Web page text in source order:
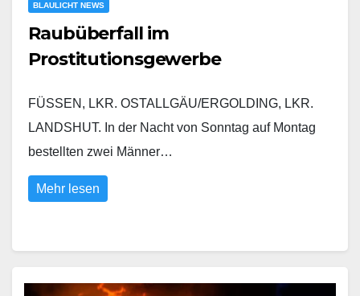
BLAULICHT NEWS
Raubüberfall im
Prostitutionsgewerbe
FÜSSEN, LKR. OSTALLGÄU/ERGOLDING, LKR.
LANDSHUT. In der Nacht von Sonntag auf Montag
bestellten zwei Männer…
Mehr lesen